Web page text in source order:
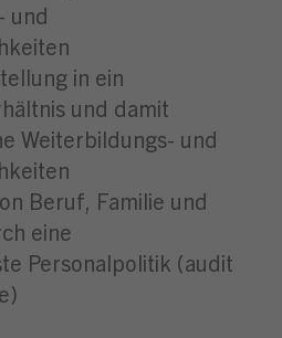
und
in ein
und damit
Weiterbildungs- und
Beruf, Familie und
eine
Personalpolitik (audit